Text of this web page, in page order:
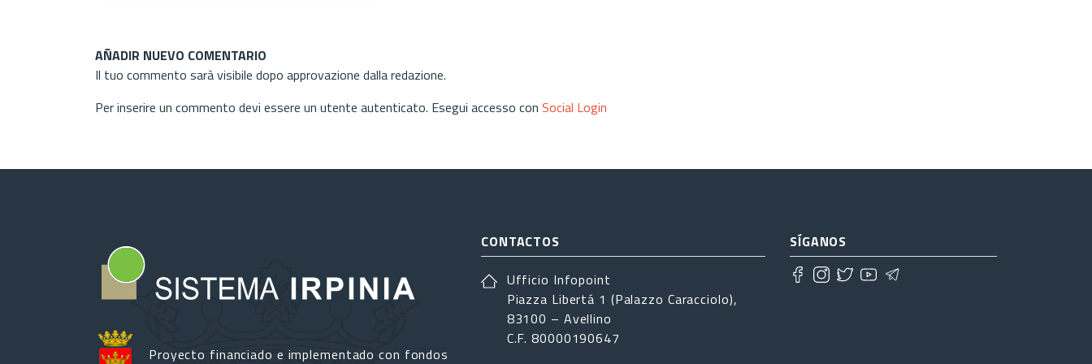
AÑADIR NUEVO COMENTARIO
Il tuo commento sarà visibile dopo approvazione dalla redazione.
Per inserire un commento devi essere un utente autenticato. Esegui accesso con Social Login
Proyecto financiado e implementado con fondos
CONTACTOS
Ufficio Infopoint
Piazza Libertá 1 (Palazzo Caracciolo),
83100 – Avellino
C.F. 80000190647
SÍGANOS